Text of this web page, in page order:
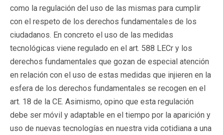
como la regulación del uso de las mismas para cumplir
con el respeto de los derechos fundamentales de los
ciudadanos. En concreto el uso de las medidas
tecnológicas viene regulado en el art. 588 LECr y los
derechos fundamentales que gozan de especial atención
en relación con el uso de estas medidas que injieren en la
esfera de los derechos fundamentales se recogen en el
art. 18 de la CE. Asimismo, opino que esta regulación
debe ser móvil y adaptable en el tiempo por la aparición y
uso de nuevas tecnologías en nuestra vida cotidiana a una